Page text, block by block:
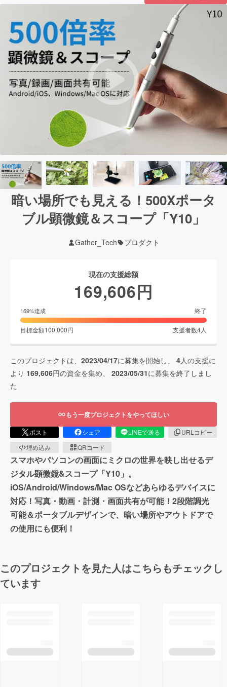
暗い場所でも見える！500Xポータ
ブル顕微鏡＆スコープ「Y10」
Gather_Tech プロダクト
現在の支援総額
169,606円
169%達成 終了
目標金額100,000円 支援者数4人
このプロジェクトは、 2023/04/17に募集を開始し、 4人の支援に
より 169,606円の資金を集め、 2023/05/31に募集を終了しまし
た
もう一度プロジェクトをやってほしい
ポスト シェア LINEで送る
URLコピー
埋め込み
QRコード
スマホやパソコンの画面にミクロの世界を映し出せるデ
ジタル顕微鏡&スコープ「Y10」。
iOS/Android/Windows/Mac OSなどあらゆるデバイスに
対応！写真・動画・計測・画面共有が可能！2段階調光
可能＆ポータブルデザインで、暗い場所やアウトドアで
の使用にも便利！
このプロジェクトを見た人はこちらもチェックし
ています